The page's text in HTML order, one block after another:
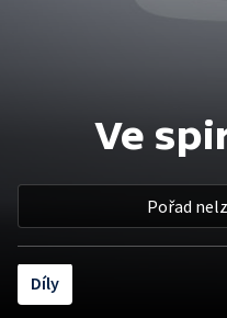
Ve
Pořad
Díly